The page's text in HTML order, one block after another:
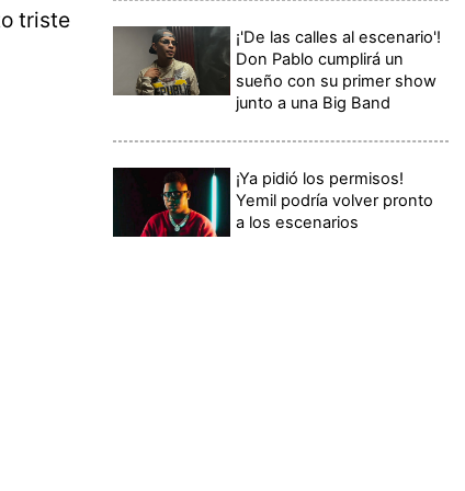
triste
¡'De las calles al escenario'!
Don Pablo cumplirá un
sueño con su primer show
junto a una Big Band
¡Ya pidió los permisos!
Yemil podría volver pronto
a los escenarios